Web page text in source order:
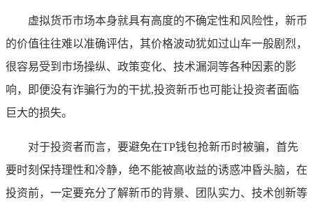
虚拟货币市场本身就具有高度的不确定性和风险性，新币
的价值往往难以准确评估，其价格波动犹如过山车一般剧烈，
很容易受到市场操纵、政策变化、技术漏洞等各种因素的影
响，即便没有诈骗行为的干扰,投资新币也可能让投资者面临
巨大的损失。
对于投资者而言，要避免在TP钱包抢新币时被骗，首先
要时刻保持理性和冷静，绝不能被高收益的诱惑冲昏头脑，在
投资前，一定要充分了解新币的背景、团队实力、技术创新等